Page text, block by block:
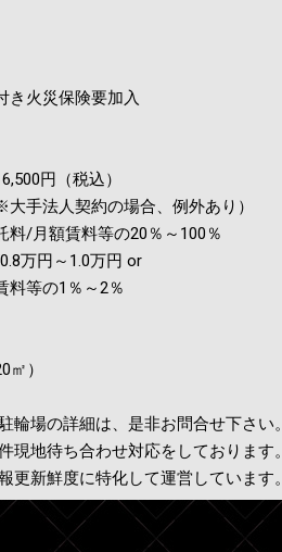
災保険要加入
円（税込）
法人契約の場合、例外あり）
/月額賃料等の20％～100％
万円～1.0万円 or
等の1％～2％
㎡）
場の詳細は、是非お問合せ下さい。
地待ち合わせ対応をしております。
新鮮度に特化して運営しています。